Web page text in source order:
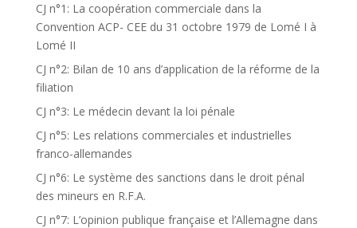
CJ n°1: La coopération commerciale dans la
Convention ACP- CEE du 31 octobre 1979 de Lomé I à
Lomé II
CJ n°2: Bilan de 10 ans d’application de la réforme de la
filiation
CJ n°3: Le médecin devant la loi pénale
CJ n°5: Les relations commerciales et industrielles
franco-allemandes
CJ n°6: Le système des sanctions dans le droit pénal
des mineurs en R.F.A.
CJ n°7: L’opinion publique française et l’Allemagne dans